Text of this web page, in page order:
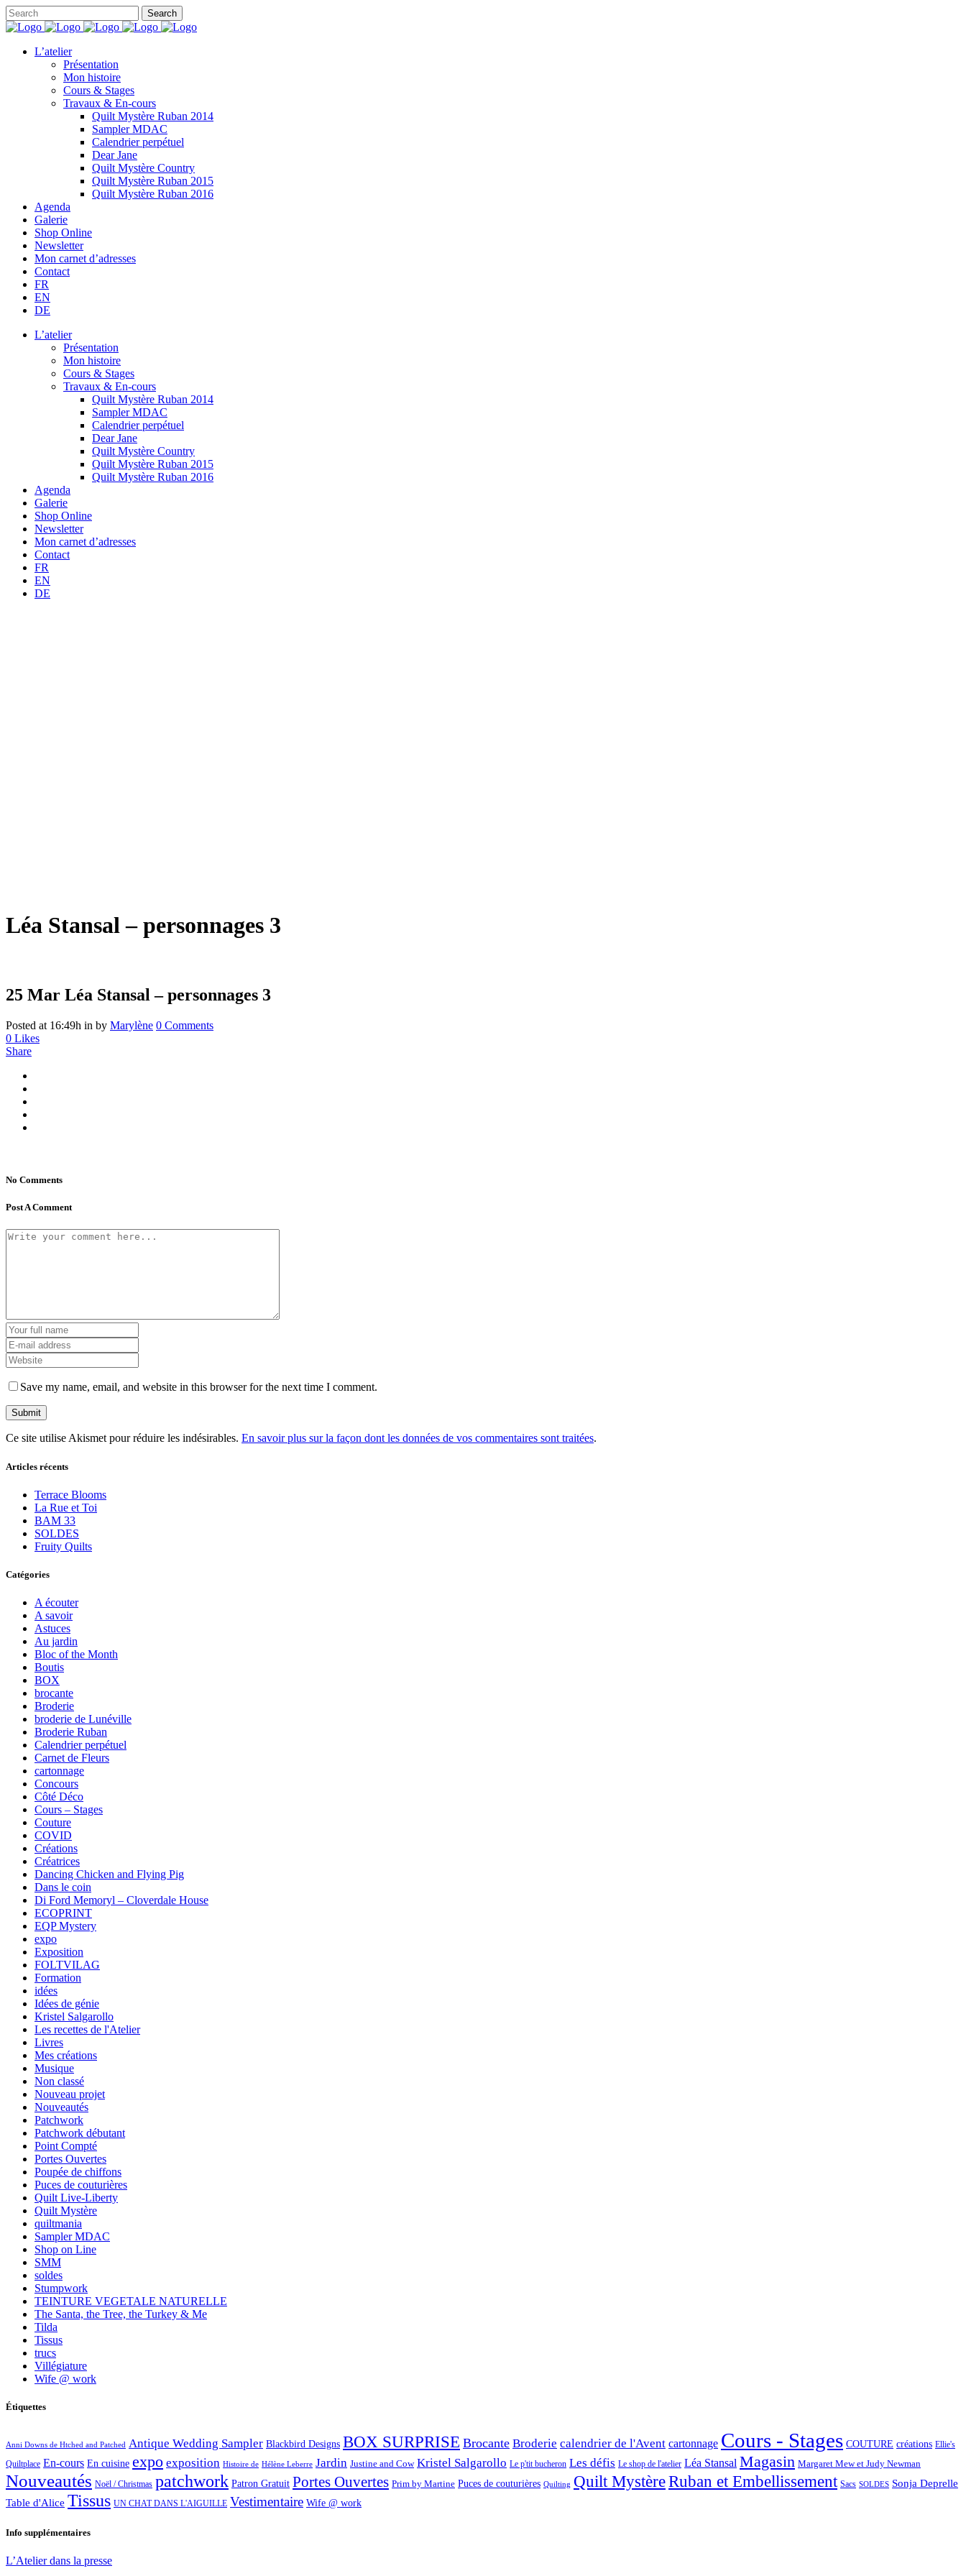
L’atelier
Présentation
Mon histoire
Cours & Stages
Travaux & En-cours
Quilt Mystère Ruban 2014
Sampler MDAC
Calendrier perpétuel
Dear Jane
Quilt Mystère Country
Quilt Mystère Ruban 2015
Quilt Mystère Ruban 2016
Agenda
Galerie
Shop Online
Newsletter
Mon carnet d’adresses
Contact
FR
EN
DE
L’atelier
Présentation
Mon histoire
Cours & Stages
Travaux & En-cours
Quilt Mystère Ruban 2014
Sampler MDAC
Calendrier perpétuel
Dear Jane
Quilt Mystère Country
Quilt Mystère Ruban 2015
Quilt Mystère Ruban 2016
Agenda
Galerie
Shop Online
Newsletter
Mon carnet d’adresses
Contact
FR
EN
DE
Léa Stansal – personnages 3
25 Mar Léa Stansal – personnages 3
Posted at 16:49h in by Marylène 0 Comments
0 Likes
Share
No Comments
Post A Comment
Save my name, email, and website in this browser for the next time I comment.
Ce site utilise Akismet pour réduire les indésirables. En savoir plus sur la façon dont les données de vos commentaires sont traitées.
Articles récents
Terrace Blooms
La Rue et Toi
BAM 33
SOLDES
Fruity Quilts
Catégories
A écouter
A savoir
Astuces
Au jardin
Bloc of the Month
Boutis
BOX
brocante
Broderie
broderie de Lunéville
Broderie Ruban
Calendrier perpétuel
Carnet de Fleurs
cartonnage
Concours
Côté Déco
Cours – Stages
Couture
COVID
Créations
Créatrices
Dancing Chicken and Flying Pig
Dans le coin
Di Ford Memoryl – Cloverdale House
ECOPRINT
EQP Mystery
expo
Exposition
FOLTVILAG
Formation
idées
Idées de génie
Kristel Salgarollo
Les recettes de l'Atelier
Livres
Mes créations
Musique
Non classé
Nouveau projet
Nouveautés
Patchwork
Patchwork débutant
Point Compté
Portes Ouvertes
Poupée de chiffons
Puces de couturières
Quilt Live-Liberty
Quilt Mystère
quiltmania
Sampler MDAC
Shop on Line
SMM
soldes
Stumpwork
TEINTURE VEGETALE NATURELLE
The Santa, the Tree, the Turkey & Me
Tilda
Tissus
trucs
Villégiature
Wife @ work
Étiquettes
Anni Downs de Htched and Patched Antique Wedding Sampler Blackbird Designs BOX SURPRISE Brocante Broderie calendrier de l'Avent cartonnage Cours - Stages COUTURE créations Ellie's
Quiltplace En-cours En cuisine expo exposition Histoire de Hélène Leberre Jardin Justine and Cow Kristel Salgarollo Le p'tit bucheron Les défis Le shop de l'atelier Léa Stansal Magasin Margaret Mew et Judy Newman
Nouveautés Noël / Christmas patchwork Patron Gratuit Portes Ouvertes Prim by Martine Puces de couturières Quilting Quilt MystèreRuban et Embellissement Sacs SOLDES Sonja Deprelle
Table d'Alice Tissus UN CHAT DANS L'AIGUILLE Vestimentaire Wife @ work
Info supplémentaires
L’Atelier dans la presse